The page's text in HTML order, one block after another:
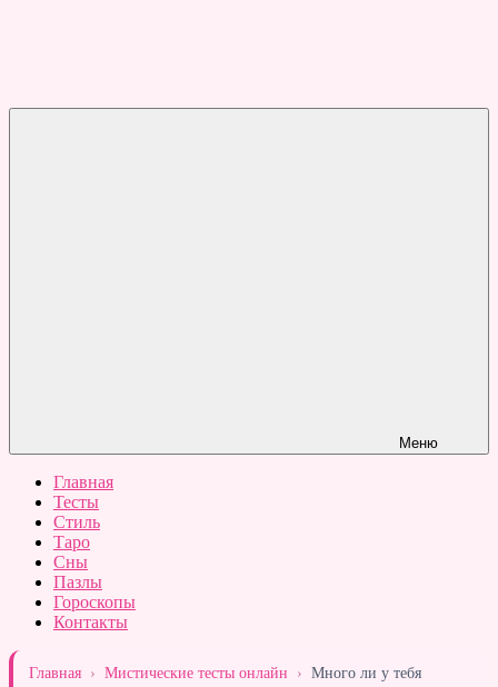
Меню
Главная
Тесты
Стиль
Таро
Сны
Пазлы
Гороскопы
Контакты
Главная › Мистические тесты онлайн › Много ли у тебя